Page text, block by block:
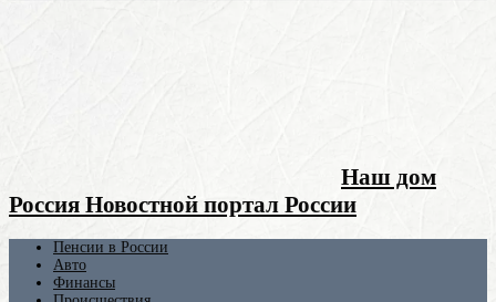
Наш дом
Россия Новостной портал России
Пенсии в России
Авто
Финансы